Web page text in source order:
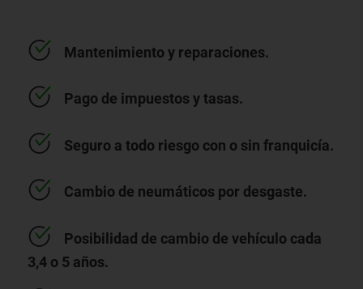
Mantenimiento y reparaciones.
Pago de impuestos y tasas.
Seguro a todo riesgo con o sin franquicía.
Cambio de neumáticos por desgaste.
Posibilidad de cambio de vehículo cada
3,4 o 5 años.